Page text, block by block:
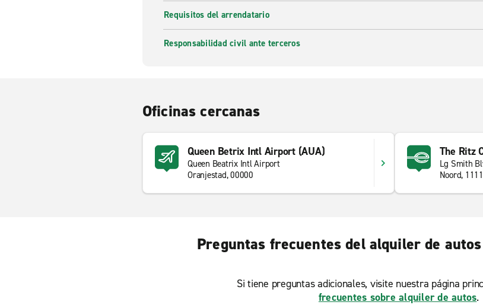
Requisitos del arrendatario
Responsabilidad civil ante terceros
Oficinas cercanas
Queen Betrix Intl Airport (AUA)
Queen Beatrix Intl Airport
Oranjestad, 00000
The Ritz
Lg Smith
Noord,
Preguntas frecuentes del alquiler de
Si tiene preguntas adicionales, visite nuestra página
frecuentes sobre alquiler de autos.